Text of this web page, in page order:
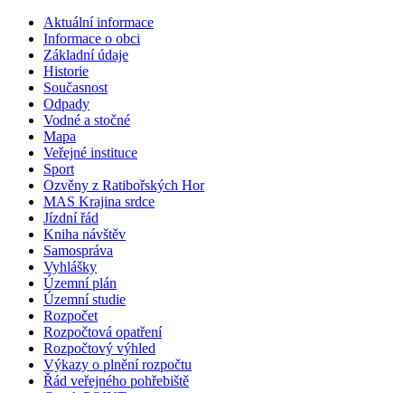
Aktuální informace
Informace o obci
Základní údaje
Historie
Současnost
Odpady
Vodné a stočné
Mapa
Veřejné instituce
Sport
Ozvěny z Ratibořských Hor
MAS Krajina srdce
Jízdní řád
Kniha návštěv
Samospráva
Vyhlášky
Územní plán
Územní studie
Rozpočet
Rozpočtová opatření
Rozpočtový výhled
Výkazy o plnění rozpočtu
Řád veřejného pohřebiště